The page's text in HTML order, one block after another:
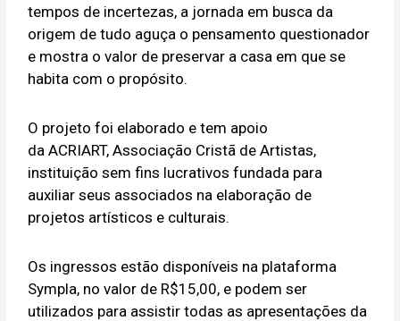
tempos de incertezas, a jornada em busca da
origem de tudo aguça o pensamento questionador
e mostra o valor de preservar a casa em que se
habita com o propósito.
O projeto foi elaborado e tem apoio
da ACRIART, Associação Cristã de Artistas,
instituição sem fins lucrativos fundada para
auxiliar seus associados na elaboração de
projetos artísticos e culturais.
Os ingressos estão disponíveis na plataforma
Sympla, no valor de R$15,00, e podem ser
utilizados para assistir todas as apresentações da